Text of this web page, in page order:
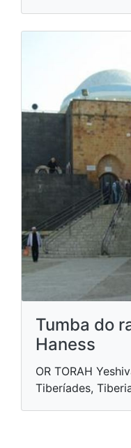
Tumba do
Haness
OR TORAH
Tiberíades,